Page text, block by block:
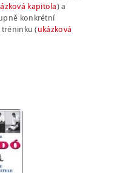
kapitola) a
konkrétní
tréninku (ukázková